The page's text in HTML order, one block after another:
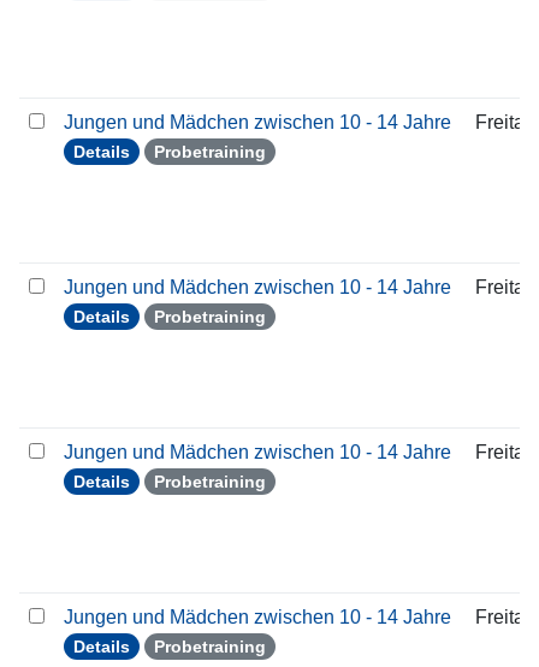
Jungen und Mädchen zwischen 10 - 14 Jahre
Details Probetraining
Freitag
Jungen und Mädchen zwischen 10 - 14 Jahre
Details Probetraining
Freitag
Jungen und Mädchen zwischen 10 - 14 Jahre
Details Probetraining
Freitag
Jungen und Mädchen zwischen 10 - 14 Jahre
Details Probetraining
Freitag